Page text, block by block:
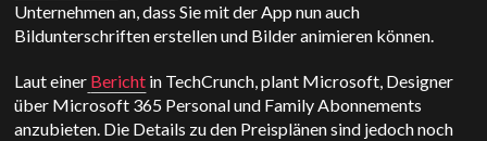
Unternehmen an, dass Sie mit der App nun auch
Bildunterschriften erstellen und Bilder animieren können.
Laut einer Bericht in TechCrunch, plant Microsoft, Designer
über Microsoft 365 Personal und Family Abonnements
anzubieten. Die Details zu den Preisplänen sind jedoch noch